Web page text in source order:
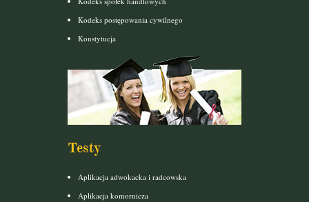
Kodeks postępowania cywilnego
Konstytucja
Testy
Aplikacja adwokacka i radcowska
Aplikacja komornicza